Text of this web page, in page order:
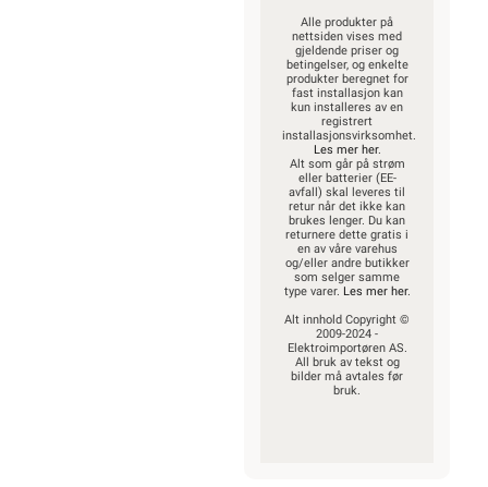
Alle produkter på
nettsiden vises med
gjeldende priser og
betingelser, og enkelte
produkter beregnet for
fast installasjon kan
kun installeres av en
registrert
installasjonsvirksomhet.
Les mer her.
Alt som går på strøm
eller batterier (EE-
avfall) skal leveres til
retur når det ikke kan
brukes lenger. Du kan
returnere dette gratis i
en av våre varehus
og/eller andre butikker
som selger samme
type varer. Les mer her.
Alt innhold Copyright ©
2009-2024 -
Elektroimportøren AS.
All bruk av tekst og
bilder må avtales før
bruk.